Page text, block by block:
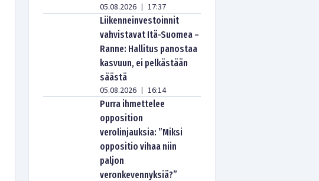
05.08.2026 | 17:37
Liikenneinvestoinnit
vahvistavat Itä-Suomea –
Ranne: Hallitus panostaa
kasvuun, ei pelkästään
säästä
05.08.2026 | 16:14
Purra ihmettelee
opposition
verolinjauksia: ”Miksi
oppositio vihaa niin
paljon
veronkevennyksiä?”